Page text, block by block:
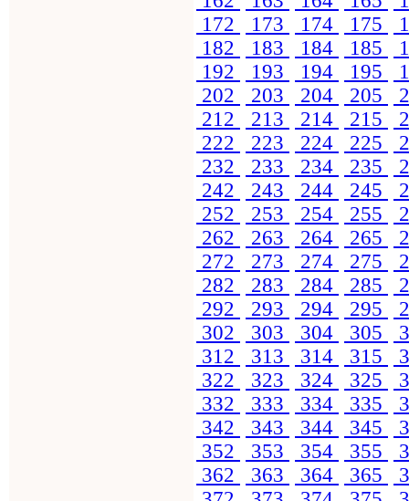
172
173 174 175
182
183 184 185
192
193 194 195
202
203 204 205
212
213 214 215
222
223 224 225
232
233 234 235
242
243 244 245
252
253 254 255
262
263 264 265
272
273 274 275
282
283 284 285
292
293 294 295
302
303 304 305
312
313 314 315
322
323 324 325
332
333 334 335
342
343 344 345
352
353 354 355
362
363 364 365